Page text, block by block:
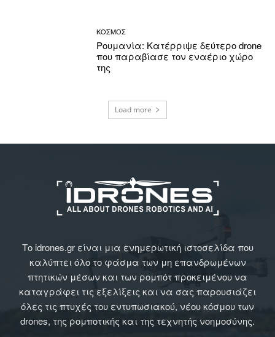
ΚΟΣΜΟΣ
Ρουμανία: Κατέρριψε δεύτερο drone
που παραβίασε τον εναέριο χώρο
της
Load more
Το idrones.gr είναι μια ενημερωτική ιστοσελίδα που
καλύπτει όλο το φάσμα των μη επανδρωμένων
πτητικών μέσων και των ρομπότ προκειμένου να
καταγράφει τις εξελίξεις και να σας παρουσιάζει
όλες τις πτυχές του εντυπωσιακού, νέου κόσμου των
drones, της ρομποτικής και της τεχνητής νοημοσύνης.